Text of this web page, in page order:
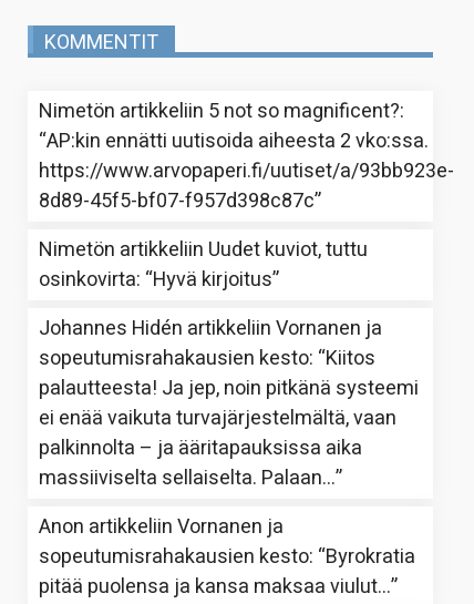
KOMMENTIT
Nimetön artikkeliin 5 not so magnificent?:
“AP:kin ennätti uutisoida aiheesta 2 vko:ssa.
https://www.arvopaperi.fi/uutiset/a/93bb923e-
8d89-45f5-bf07-f957d398c87c”
Nimetön artikkeliin Uudet kuviot, tuttu
osinkovirta: “Hyvä kirjoitus”
Johannes Hidén artikkeliinVornanen ja
sopeutumisrahakausien kesto: “Kiitos
palautteesta! Ja jep, noin pitkänä systeemi
ei enää vaikuta turvajärjestelmältä, vaan
palkinnolta – ja ääritapauksissa aika
massiiviselta sellaiselta. Palaan…”
Anon artikkeliinVornanen ja
sopeutumisrahakausien kesto: “Byrokratia
pitää puolensa ja kansa maksaa viulut…”